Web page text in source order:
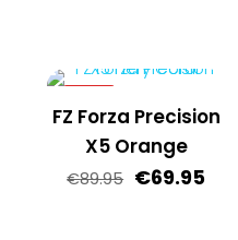
FZ Forza Precision
X5 Orange
€89.95 €69.95